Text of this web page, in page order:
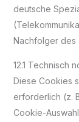
deutsche
Nachfolger des
12.1 Technisch
Diese Cookies
erforderlich (z.
Cookie-